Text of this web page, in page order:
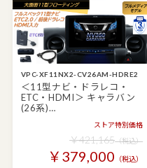
VPC-XF11NX2-CV26AM-HDRE2
＜11型ナビ・ドラレコ・
ETC・HDMI＞ キャラバン
(26系)…
ストア特別価格
￥421,165（税込）
￥379,000 （税込）